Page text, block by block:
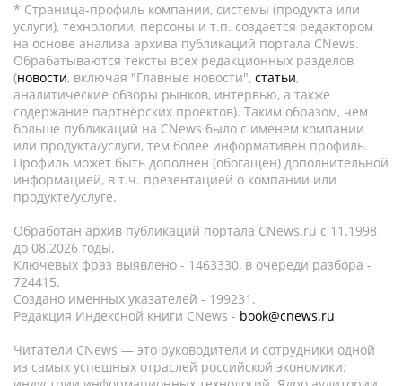
* Страница-профиль компании, системы (продукта или
услуги), технологии, персоны и т.п. создается редактором
на основе анализа архива публикаций портала CNews.
Обрабатываются тексты всех редакционных разделов
(новости, включая "Главные новости", статьи,
аналитические обзоры рынков, интервью, а также
содержание партнёрских проектов). Таким образом, чем
больше публикаций на CNews было с именем компании
или продукта/услуги, тем более информативен профиль.
Профиль может быть дополнен (обогащен) дополнительной
информацией, в т.ч. презентацией о компании или
продукте/услуге.
Обработан архив публикаций портала CNews.ru c 11.1998
до 08.2026 годы.
Ключевых фраз выявлено - 1463330, в очереди разбора -
724415.
Создано именных указателей - 199231.
Редакция Индексной книги CNews - book@cnews.ru
Читатели CNews — это руководители и сотрудники одной
из самых успешных отраслей российской экономики: